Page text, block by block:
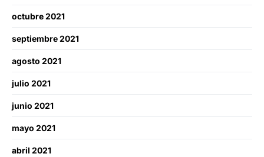
octubre 2021
septiembre 2021
agosto 2021
julio 2021
junio 2021
mayo 2021
abril 2021